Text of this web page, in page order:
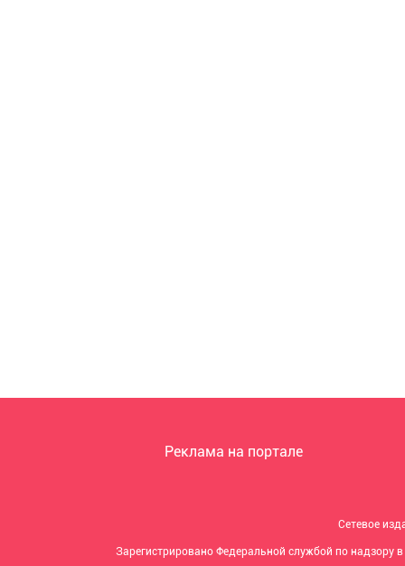
Реклама на портале
Сетевое
Зарегистрировано Федеральной службой по